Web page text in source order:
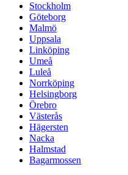
Stockholm
Göteborg
Malmö
Uppsala
Linköping
Umeå
Luleå
Norrköping
Helsingborg
Örebro
Västerås
Hägersten
Nacka
Halmstad
Bagarmossen